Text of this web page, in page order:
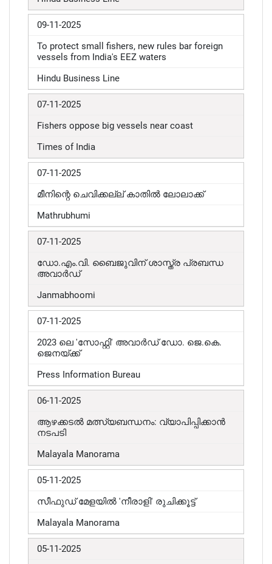
09-11-2025
To protect small fishers, new rules bar foreign
vessels from India's EEZ waters
Hindu Business Line
07-11-2025
Fishers oppose big vessels near coast
Times of India
07-11-2025
മീനിന്റെ ചെവിക്കല്ല് കാതിൽ ലോലാക്ക്
Mathrubhumi
07-11-2025
ഡോ.എം.വി. ബൈജുവിന് ശാസ്ത്ര പ്രബന്ധ
അവാർഡ്
Janmabhoomi
07-11-2025
2023 ലെ 'സോഫ്റ്റി' അവാർഡ് ഡോ. ജെ.കെ.
ജെനയ്ക്ക്
Press Information Bureau
06-11-2025
ആഴക്കടൽ മത്സ്യബന്ധനം: വ്യാപിപ്പിക്കാൻ
നടപടി
Malayala Manorama
05-11-2025
സീഫുഡ് മേളയിൽ 'നീരാളി' രുചിക്കൂട്ട്
Malayala Manorama
05-11-2025